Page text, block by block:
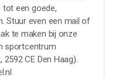
een goede,
Stuur even een mail of
te maken bij onze
sportcentrum
CE Den Haag).